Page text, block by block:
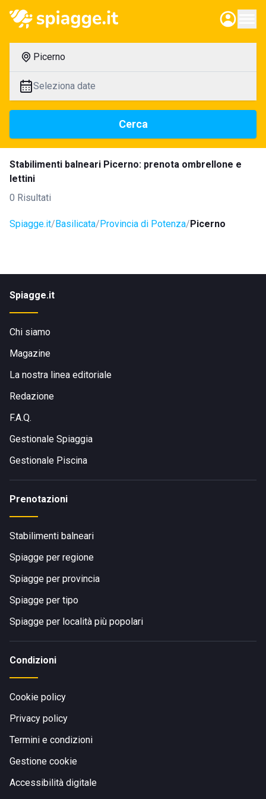
Picerno
Seleziona date
Cerca
Stabilimenti balneari Picerno: prenota ombrellone e
lettini
0 Risultati
Spiagge.it Basilicata Provincia di Potenza Picerno
Spiagge.it
Chi siamo
Magazine
La nostra linea editoriale
Redazione
F.A.Q.
Gestionale Spiaggia
Gestionale Piscina
Prenotazioni
Stabilimenti balneari
Spiagge per regione
Spiagge per provincia
Spiagge per tipo
Spiagge per località più popolari
Condizioni
Cookie policy
Privacy policy
Termini e condizioni
Gestione cookie
Accessibilità digitale